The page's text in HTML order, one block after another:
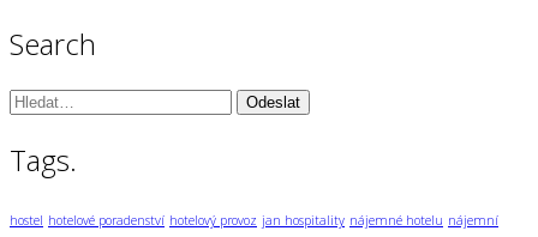
Search
Vyhledávání:
Tags.
hostel hotelové poradenství hotelový provoz jan hospitality nájemné hotelu nájemní